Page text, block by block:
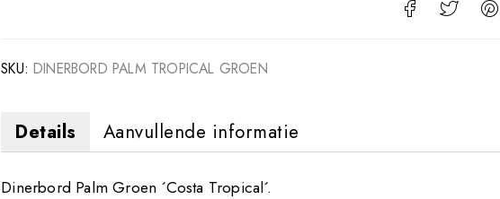
SKU: DINERBORD PALM TROPICAL GROEN
Details Aanvullende informatie
Dinerbord Palm Groen ´Costa Tropical´.